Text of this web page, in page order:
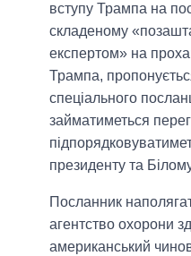
вступу Трампа на
складеному
експертом» на
Трампа,
спеціального
займатиметься
президенту та
Посланник
агентство охорони
американський